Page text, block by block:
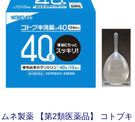
番気になるのは先端部分。
ムネ製薬 【第2類医薬品】 コトブキ